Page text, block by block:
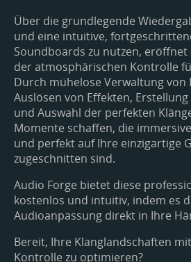
Über die grundlegende
und eine intuitive,
Soundboards zu nutzen, eröffnet
der atmosphärischen Kontrolle
Durch mühelose Verwaltung von
Auslösen von Effekten,
und Auswahl der perfekten
Momente schaffen, die
und perfekt auf Ihre einzigartige
zugeschnitten sind.
Audio Forge bietet diese
kostenlos und intuitiv, indem es
Audioanpassung direkt in Ihre
Bereit, Ihre Klanglandschaften
Kontrolle zu optimieren?